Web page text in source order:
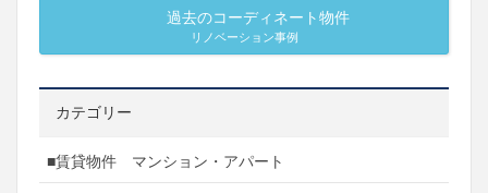
過去のコーディネート物件
リノベーション事例
カテゴリー
■賃貸物件 マンション・アパート